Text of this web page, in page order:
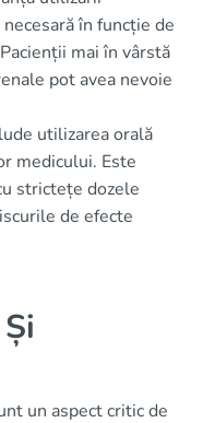
în funcție de
mai în vârstă
pot avea nevoie
utilizarea orală
medicului. Este
strictețe dozele
de efecte
un aspect critic de